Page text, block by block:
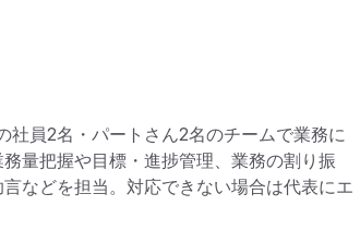
社員2名・パートさん2名のチームで業務に
量把握や目標・進捗管理、業務の割り振
などを担当。対応できない場合は代表にエ